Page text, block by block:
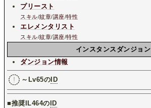
プリースト
スキル/紋章/講座/特性
エレメンタリスト
スキル/紋章/講座/特性
インスタンスダンジョン
ダンジョン情報
～Lv65の ID
■推奨IL464の ID